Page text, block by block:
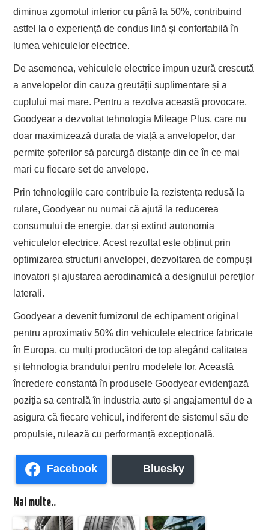
diminua zgomotul interior cu până la 50%, contribuind
astfel la o experiență de condus lină și confortabilă în
lumea vehiculelor electrice.
De asemenea, vehiculele electrice impun uzură crescută
a anvelopelor din cauza greutății suplimentare și a
cuplului mai mare. Pentru a rezolva această provocare,
Goodyear a dezvoltat tehnologia Mileage Plus, care nu
doar maximizează durata de viață a anvelopelor, dar
permite șoferilor să parcurgă distanțe din ce în ce mai
mari cu fiecare set de anvelope.
Prin tehnologiile care contribuie la rezistența redusă la
rulare, Goodyear nu numai că ajută la reducerea
consumului de energie, dar și extind autonomia
vehiculelor electrice. Acest rezultat este obținut prin
optimizarea structurii anvelopei, dezvoltarea de compuși
inovatori și ajustarea aerodinamică a designului pereților
laterali.
Goodyear a devenit furnizorul de echipament original
pentru aproximativ 50% din vehiculele electrice fabricate
în Europa, cu mulți producători de top alegând calitatea
și tehnologia brandului pentru modelele lor. Această
încredere constantă în produsele Goodyear evidențiază
poziția sa centrală în industria auto și angajamentul de a
asigura că fiecare vehicul, indiferent de sistemul său de
propulsie, rulează cu performanță excepțională.
Facebook Bluesky
Mai multe..